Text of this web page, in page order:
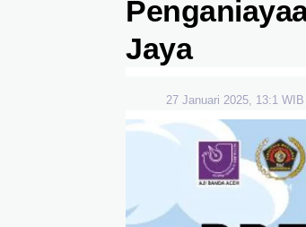
Jaya
27 Januari 2025, 13:1 WIB